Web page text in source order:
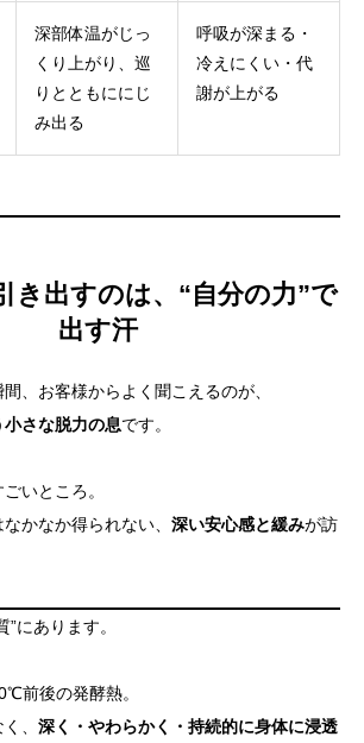
深部体温がじっ
くり上がり、巡
りとともににじ
み出る
呼吸が深まる・
冷えにくい・代
謝が上がる
き出すのは、“自分の力”で
出す汗
、お客様からよく聞こえるのが、
さな脱力の息です。
いところ。
かなか得られない、 深い安心感と緩みが訪
にあります。
前後の発酵熱。
、 深く・やわらかく・持続的に身体に浸透